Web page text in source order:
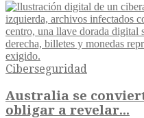
Ciberseguridad
Australia se
obligar a revelar...